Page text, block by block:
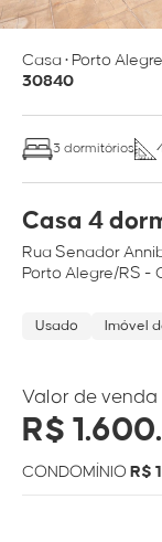
Casa•Porto Alegre
30840
3 dormitórios
Casa 4
RuaSenador
Porto Alegre/RS -
Usado Imóvel
Valor de venda
R$
CONDOMÍNIO R$ 1